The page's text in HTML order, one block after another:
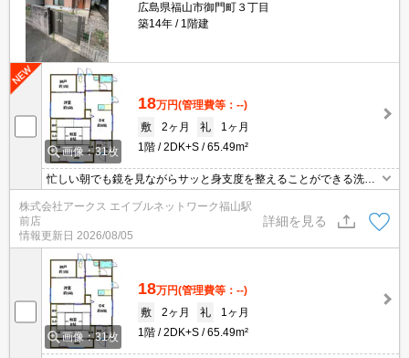
広島県福山市御門町３丁目
築14年
1階建
画像：31枚
18万円(管理費等：--)
敷
2ヶ月 礼
1ヶ月
1階
2DK+S 65.49m²
忙しい朝でも鏡を見ながらサッと身支度を整えることができる洗面
化粧台を備えております。太陽光がたくさん入り健康効果が期待さ
れる南向きの一戸建てです。お風呂のときに何かと便利な脱衣所が
用意されている物件です。コンロやシンクが一体となっていてお手
入れが簡単なシステムキッチンがります。
株式会社アークス エイブルネットワーク福山駅
前店
情報更新日 2026/08/05
詳細を見る
画像：31枚
18万円(管理費等：--)
敷
2ヶ月 礼
1ヶ月
1階
2DK+S 65.49m²